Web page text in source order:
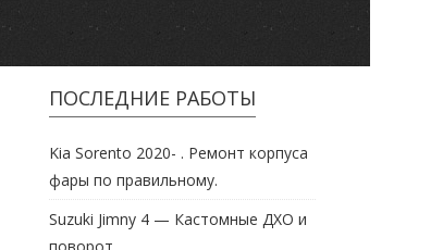
ПОСЛЕДНИЕ РАБОТЫ
Kia Sorento 2020- . Ремонт корпуса
фары по правильному.
Suzuki Jimny 4 — Кастомные ДХО и